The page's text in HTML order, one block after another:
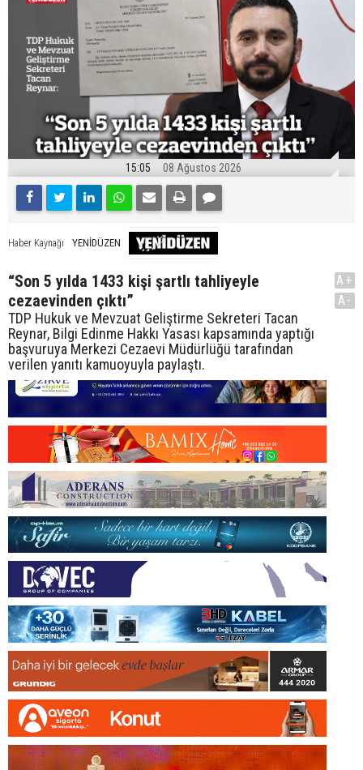
15:05 08 Ağustos 2026
Haber Kaynağı YENİDÜZEN
“Son 5 yılda 1433 kişi şartlı tahliyeyle
cezaevinden çıktı”
TDP Hukuk ve Mevzuat Geliştirme Sekreteri Tacan
Reynar, Bilgi Edinme Hakkı Yasası kapsamında yaptığı
başvuruya Merkezi Cezaevi Müdürlüğü tarafından
verilen yanıtı kamuoyuyla paylaştı.
A+
A-